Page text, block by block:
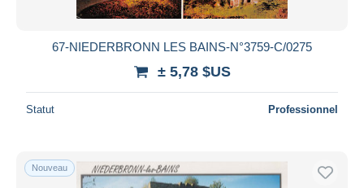
67-NIEDERBRONN LES BAINS-N°3759-C/0275
± 5,78 $US
Statut Professionnel
Nouveau